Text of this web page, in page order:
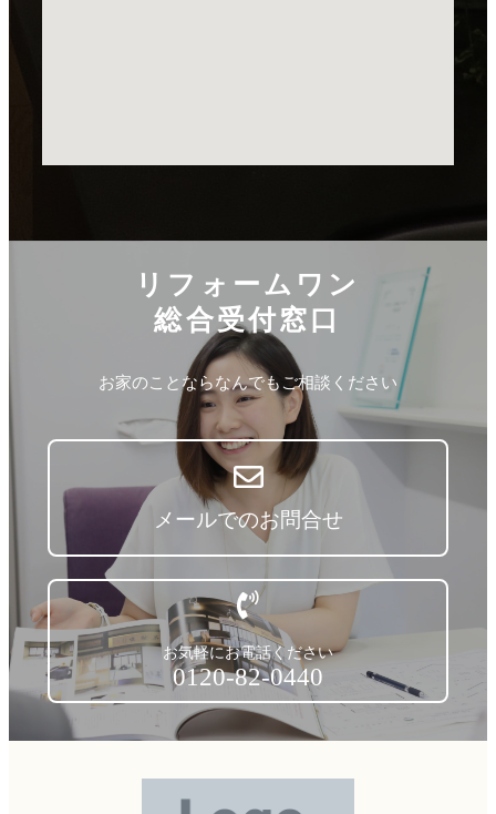
リフォームワン
総合受付窓口
お家のことならなんでもご相談ください
メールでのお問合せ
お気軽にお電話ください
0120-82-0440